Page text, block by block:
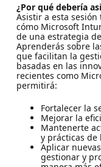
¿Por qué debería
Asistir a esta
cómo Microsoft
de una estrategia
Aprenderás sobre
que facilitan la
basadas en las
recientes como
permitirá:
Fortalecer la
Mejorar la
Mantenerte
y prácticas
Aplicar
gestionar y